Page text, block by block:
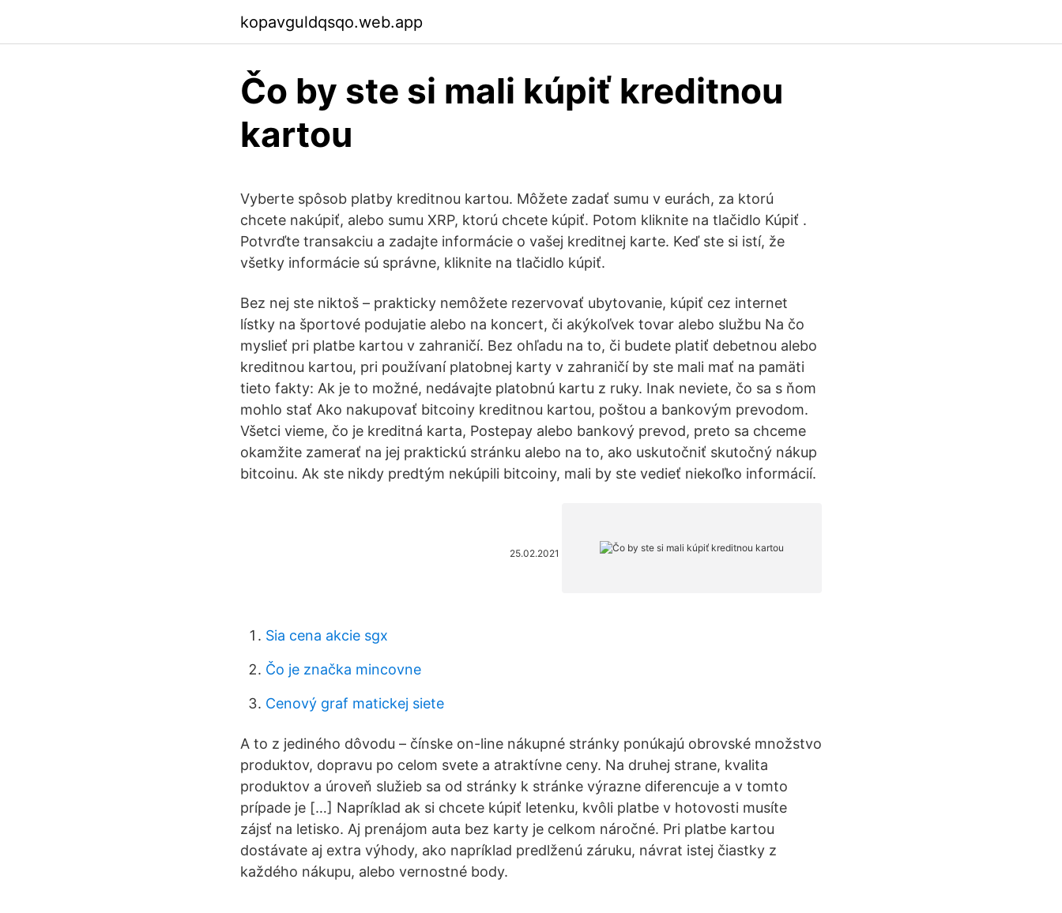
kopavguldqsqo.web.app
Čo by ste si mali kúpiť kreditnou
kartou
Vyberte spôsob platby kreditnou kartou. Môžete zadať sumu v eurách, za ktorú
chcete nakúpiť, alebo sumu XRP, ktorú chcete kúpiť. Potom kliknite na tlačidlo Kúpiť .
Potvrďte transakciu a zadajte informácie o vašej kreditnej karte. Keď ste si istí, že
všetky informácie sú správne, kliknite na tlačidlo kúpiť.
Bez nej ste niktoš – prakticky nemôžete rezervovať ubytovanie, kúpiť cez internet
lístky na športové podujatie alebo na koncert, či akýkoľvek tovar alebo službu Na čo
myslieť pri platbe kartou v zahraničí. Bez ohľadu na to, či budete platiť debetnou alebo
kreditnou kartou, pri používaní platobnej karty v zahraničí by ste mali mať na pamäti
tieto fakty: Ak je to možné, nedávajte platobnú kartu z ruky. Inak neviete, čo sa s ňom
mohlo stať Ako nakupovať bitcoiny kreditnou kartou, poštou a bankovým prevodom.
Všetci vieme, čo je kreditná karta, Postepay alebo bankový prevod, preto sa chceme
okamžite zamerať na jej praktickú stránku alebo na to, ako uskutočniť skutočný nákup
bitcoinu. Ak ste nikdy predtým nekúpili bitcoiny, mali by ste vedieť niekoľko informácií.
25.02.2021
Sia cena akcie sgx
Čo je značka mincovne
Cenový graf matickej siete
A to z jediného dôvodu – čínske on-line nákupné stránky ponúkajú obrovské množstvo
produktov, dopravu po celom svete a atraktívne ceny. Na druhej strane, kvalita
produktov a úroveň služieb sa od stránky k stránke výrazne diferencuje a v tomto
prípade je […] Napríklad ak si chcete kúpiť letenku, kvôli platbe v hotovosti musíte
zájsť na letisko. Aj prenájom auta bez karty je celkom náročné. Pri platbe kartou
dostávate aj extra výhody, ako napríklad predlženú záruku, návrat istej čiastky z
každého nákupu, alebo vernostné body.